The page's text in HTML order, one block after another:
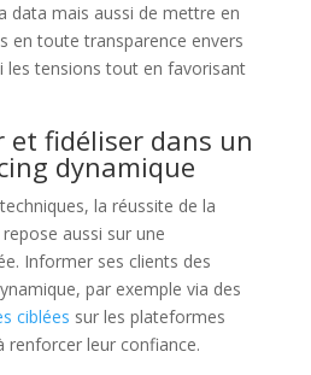
data mais aussi de mettre en
en toute transparence envers
les tensions tout en favorisant
et fidéliser dans un
dynamique
la réussite de la
aussi sur une
Informer ses clients des
par exemple via des
ciblées sur les plateformes
renforcer leur confiance.